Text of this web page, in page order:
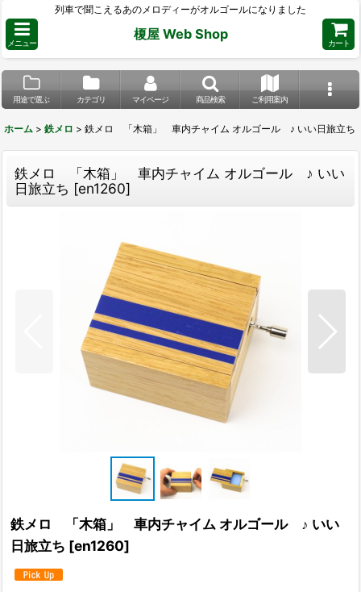
列車で聞こえるあのメロディーがオルゴールになりました
メニュー
榎屋 Web Shop
カート
用途で選ぶ カテゴリ マイページ 商品検索 ご利用案内
ホーム > 鉄メロ > 鉄メロ 「木箱」 車内チャイム オルゴール ♪ いい日旅立ち
鉄メロ 「木箱」 車内チャイム オルゴール ♪ いい
日旅立ち [en1260]
鉄メロ 「木箱」 車内チャイム オルゴール ♪ いい
日旅立ち [en1260]